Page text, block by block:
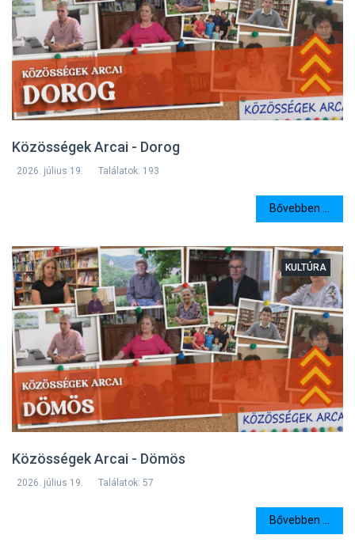
Közösségek Arcai - Dorog
2026. július 19. Találatok: 193
Bővebben ...
Közösségek Arcai - Dömös
KULTÚRA
2026. július 19. Találatok: 57
Bővebben ...